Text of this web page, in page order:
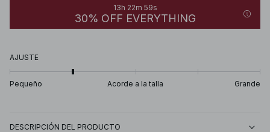
13h 22m 59s
30% OFF EVERYTHING
AJUSTE
Pequeño Acorde a la talla Grande
DESCRIPCIÓN DEL PRODUCTO